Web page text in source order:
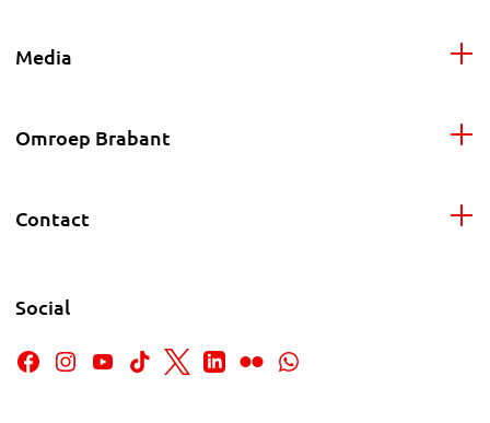
Media
Omroep Brabant
Contact
Social